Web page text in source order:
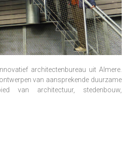
architectenbureau uit Almere.
van aansprekende duurzame
van architectuur, stedenbouw,